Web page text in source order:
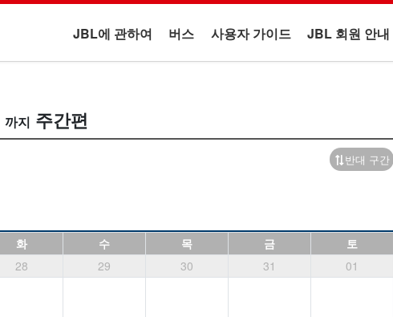
JBL에 관하여 버스 사용자 가이드 JBL 회원 안내
주간편
반대 구간
화 수 목 금
토
28 29 30 31 01